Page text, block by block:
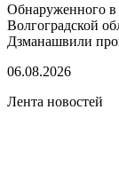
Обнаруженного в
Волгоградской
Дзманашвили
06.08.2026
Лента новостей